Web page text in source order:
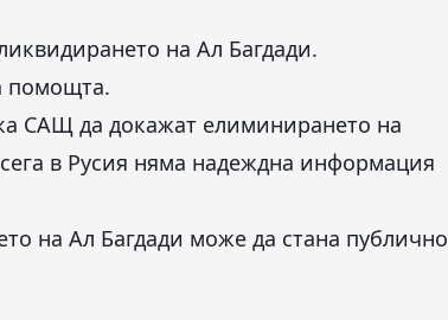
на Ал Багдади.
помощта.
САЩ да докажат елиминирането на
в Русия няма надеждна информация
на Ал Багдади може да стана публично